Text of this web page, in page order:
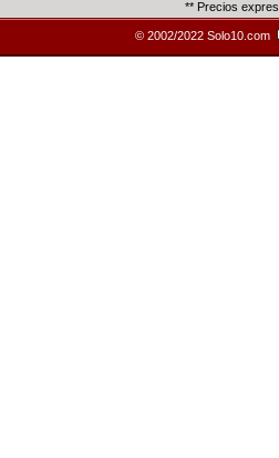
** Precios
© 2002/2022 Solo10.com